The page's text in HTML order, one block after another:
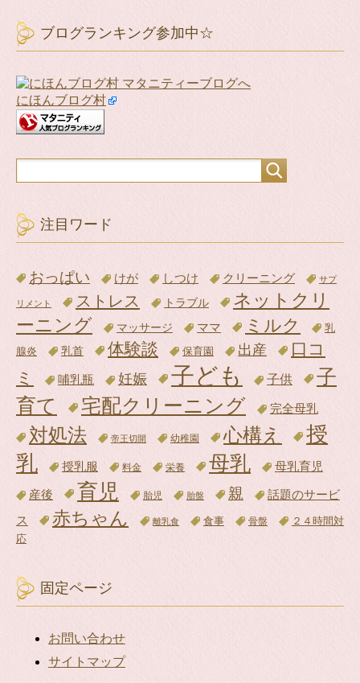
ブログランキング参加中☆
にほんブログ村
注目ワード
おっぱい けが しつけ クリーニング サプ
リメント ストレス トラブル
ネットクリ
ーニング
マッサージ ママ ミルク
乳
腺炎
乳首 体験談 保育園 出産
口コ
ミ
哺乳瓶 妊娠 子ども 子供
子
育て
宅配クリーニング 完全母乳
対処法 帝王切開 幼稚園 心構え
授
乳
授乳服 料金 栄養 母乳 母乳育児
産後 育児 胎児 胎盤 親
話題のサービ
ス
赤ちゃん 離乳食 食事 骨盤
２４時間対
応
固定ページ
お問い合わせ
サイトマップ